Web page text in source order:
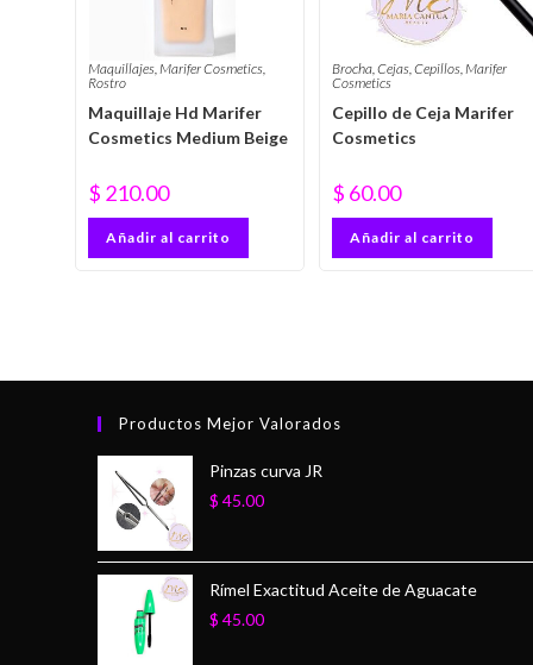
Maquillajes,Marifer Cosmetics,
Rostro
Maquillaje Hd Marifer
Cosmetics Medium Beige
$ 210.00
Añadir al carrito
Brocha,Cejas,Cepillos,Marifer
Cosmetics
Cepillo de Ceja Marifer
Cosmetics
$ 60.00
Añadir al carrito
Productos Mejor Valorados
Pinzas curva JR
$ 45.00
Rímel Exactitud Aceite de Aguacate
$ 45.00